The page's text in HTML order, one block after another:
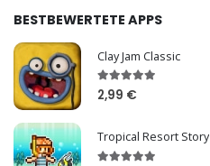
BESTBEWERTETE APPS
Clay Jam Classic
2,99 €
Tropical Resort Story